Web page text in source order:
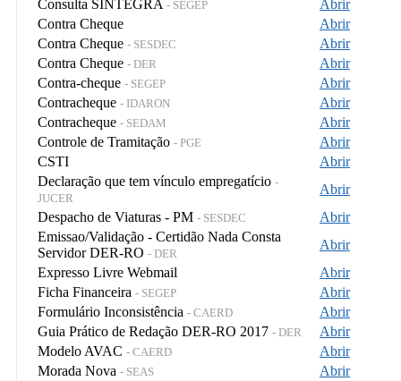
Consulta SINTEGRA - SEGEP
Abrir
Contra Cheque
Abrir
Contra Cheque - SESDEC
Abrir
Contra Cheque - DER
Abrir
Contra-cheque - SEGEP
Abrir
Contracheque - IDARON
Abrir
Contracheque - SEDAM
Abrir
Controle de Tramitação - PGE
Abrir
CSTI
Abrir
Declaração que tem vínculo empregatício -
JUCER
Abrir
Despacho de Viaturas - PM - SESDEC
Abrir
Emissao/Validação - Certidão Nada Consta
Servidor DER-RO - DER
Abrir
Expresso Livre Webmail
Abrir
Ficha Financeira - SEGEP
Abrir
Formulário Inconsistência - CAERD
Abrir
Guia Prático de Redação DER-RO 2017 - DER
Abrir
Modelo AVAC - CAERD
Abrir
Morada Nova - SEAS
Abrir